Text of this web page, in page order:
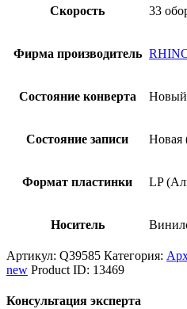
Скорость 33
Фирма производитель
Состояние конверта Новый
Состояние записи Новая
Формат пластинки LP
Носитель
Артикул: Q39585 Категория:
new Product ID: 13469
Консультация эксперта